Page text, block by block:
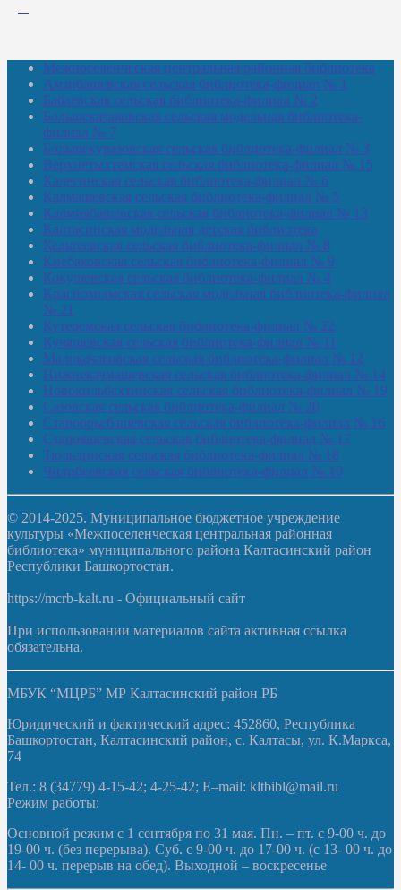
Межпоселенческая центральная районная библиотека
Амзибашевская сельская библиотека-филиал № 1
Бабаевская сельская библиотека-филиал № 2
Большекачаковская сельская модельная библиотека-
филиал № 7
Большекуразовская сельская библиотека-филиал № 3
Верхнетыхтемская сельская библиотека-филиал № 15
Калегинская сельская библиотека-филиал № 6
Калмашевская сельская библиотека-филиал № 5
Калмиябашевская сельская библиотека-филиал № 13
Калтасинская модельная детская библиотека
Кельтеевская сельская библиотека-филиал № 8
Киебаковская сельская библиотека-филиал № 9
Кокушевская сельская библиотека-филиал № 4
Краснохолмская сельская модельная библиотека-филиал
№ 21
Кутеремская сельская библиотека-филиал № 22
Кучашевская сельская библиотека-филиал № 11
Малокачаковская сельская библиотека-филиал № 12
Нижнекачмашевская сельская библиотека-филиал № 14
Новокильбахтинская сельская библиотека-филиал № 19
Сазовская сельская библиотека-филиал № 20
Староорьебашевская сельская библиотека-филиал № 16
Старояшевская сельская библиотека-филиал № 17
Тюльдинская сельская библиотека-филиал № 18
Чилибеевская сельская библиотека-филиал № 10
© 2014-2025. Муниципальное бюджетное учреждение
культуры «Межпоселенческая центральная районная
библиотека» муниципального района Калтасинский район
Республики Башкортостан.
https://mcrb-kalt.ru - Официальный сайт
При использовании материалов сайта активная ссылка
обязательна.
МБУК “МЦРБ” МР Калтасинский район РБ
Юридический и фактический адрес: 452860, Республика
Башкортостан, Калтасинский район, с. Калтасы, ул. К.Маркса,
74
Тел.: 8 (34779) 4-15-42; 4-25-42; E–mail: kltbibl@mail.ru
Режим работы:
Основной режим с 1 сентября по 31 мая. Пн. – пт. с 9-00 ч. до
19-00 ч. (без перерыва). Суб. с 9-00 ч. до 17-00 ч. (с 13- 00 ч. до
14- 00 ч. перерыв на обед). Выходной – воскресенье